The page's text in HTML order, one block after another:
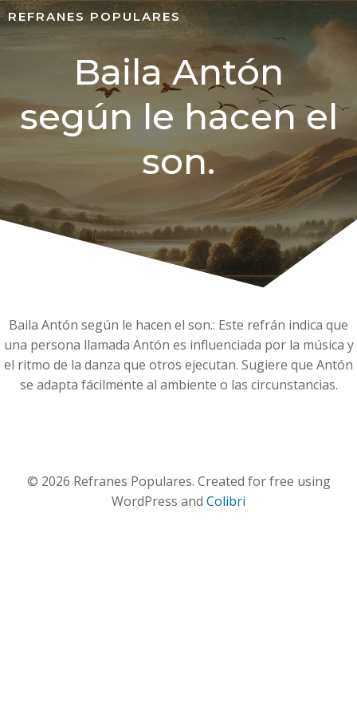
REFRANES POPULARES
Baila Antón
según le hacen el
son.
Baila Antón según le hacen el son.: Este refrán indica que
una persona llamada Antón es influenciada por la música y
el ritmo de la danza que otros ejecutan. Sugiere que Antón
se adapta fácilmente al ambiente o las circunstancias.
© 2026 Refranes Populares. Created for free using
WordPress and Colibri